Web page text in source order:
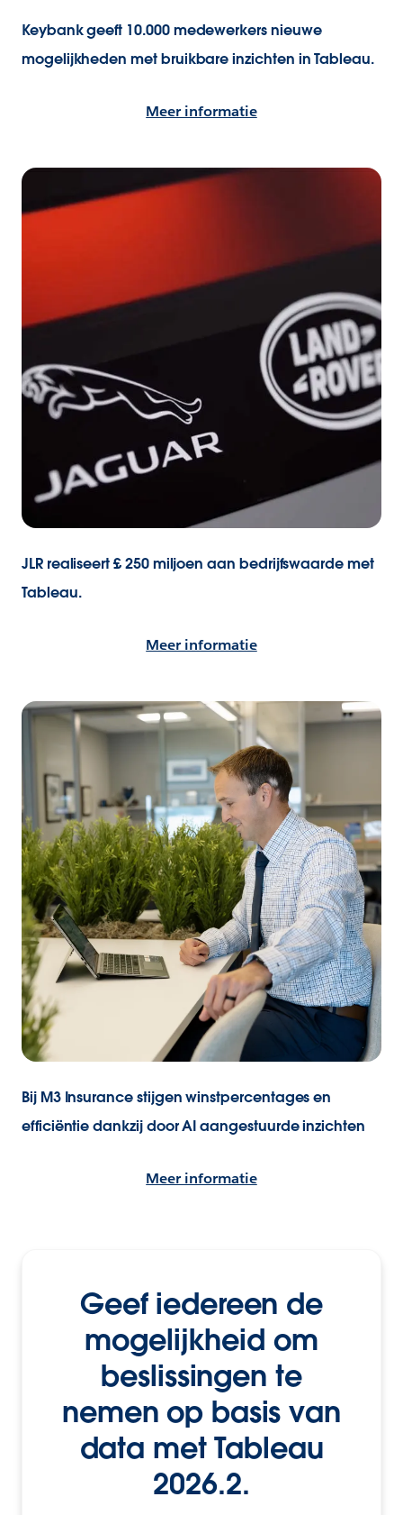
Keybank geeft 10.000 medewerkers nieuwe
mogelijkheden met bruikbare inzichten in Tableau.
Meer informatie
JLR realiseert £ 250 miljoen aan bedrijfswaarde met
Tableau.
Meer informatie
Bij M3 Insurance stijgen winstpercentages en
efficiëntie dankzij door AI aangestuurde inzichten
Meer informatie
Geef iedereen de
mogelijkheid om
beslissingen te
nemen op basis van
data met Tableau
2026.2.